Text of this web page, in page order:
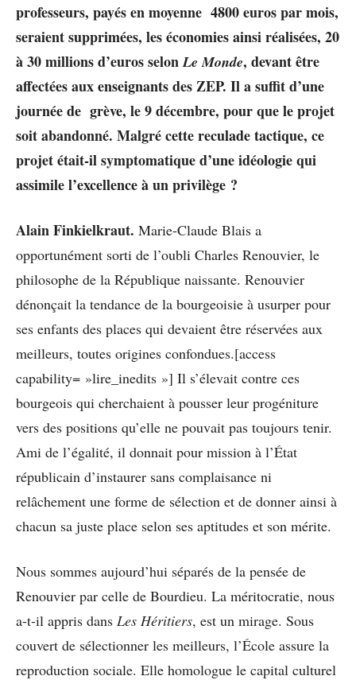
professeurs, payés en moyenne 4800 euros par mois,
seraient supprimées, les économies ainsi réalisées, 20
à 30 millions d’euros selonLe Monde, devant être
affectées aux enseignants des ZEP. Il a suffit d’une
journée de grève, le 9 décembre, pour que le projet
soit abandonné. Malgré cette reculade tactique, ce
projet était-il symptomatique d’une idéologie qui
assimile l’excellence à un privilège ?
Alain Finkielkraut. Marie-Claude Blais a
opportunément sorti de l’oubli Charles Renouvier, le
philosophe de la République naissante. Renouvier
dénonçait la tendance de la bourgeoisie à usurper pour
ses enfants des places qui devaient être réservées aux
meilleurs, toutes origines confondues.[access
capability= »lire_inedits »] Il s’élevait contre ces
bourgeois qui cherchaient à pousser leur progéniture
vers des positions qu’elle ne pouvait pas toujours tenir.
Ami de l’égalité, il donnait pour mission à l’État
républicain d’instaurer sans complaisance ni
relâchement une forme de sélection et de donner ainsi à
chacun sa juste place selon ses aptitudes et son mérite.
Nous sommes aujourd’hui séparés de la pensée de
Renouvier par celle de Bourdieu. La méritocratie, nous
a-t-il appris dans Les Héritiers, est un mirage. Sous
couvert de sélectionner les meilleurs, l’École assure la
reproduction sociale. Elle homologue le capital culturel